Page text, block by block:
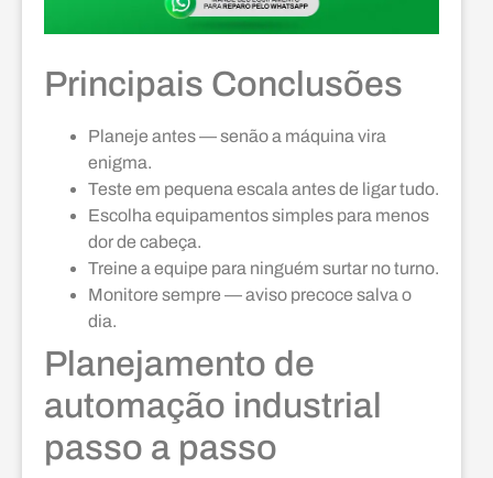
Principais Conclusões
Planeje antes — senão a máquina vira
enigma.
Teste em pequena escala antes de ligar tudo.
Escolha equipamentos simples para menos
dor de cabeça.
Treine a equipe para ninguém surtar no turno.
Monitore sempre — aviso precoce salva o
dia.
Planejamento de
automação industrial
passo a passo